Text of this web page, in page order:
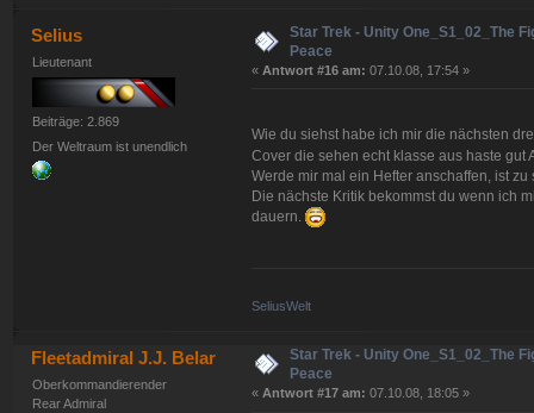
Selius
Lieutenant
Beiträge: 2.869
Der Weltraum ist unendlich
Star Trek - Unity One_S1_02_The
Peace
« Antwort #16 am: 07.10.08, 17:54 »
Wie du siehst habe ich mir die nächsten
Cover die sehen echt klasse aus haste gut
Werde mir mal ein Hefter anschaffen, ist
Die nächste Kritik bekommst du wenn ich
dauern.
SeliusWelt
Fleetadmiral J.J. Belar
Oberkommandierender
Rear Admiral
Star Trek - Unity One_S1_02_The
Peace
« Antwort #17 am: 07.10.08, 18:05 »